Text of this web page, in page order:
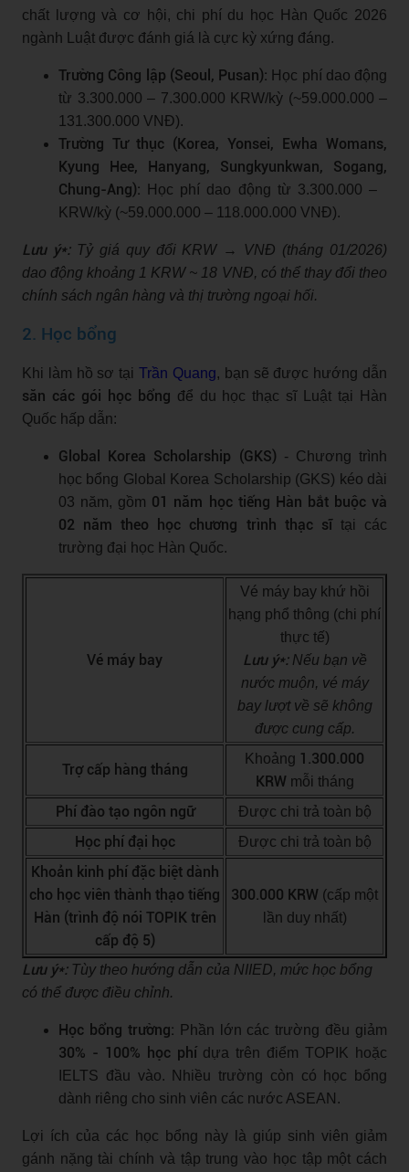
chất lượng và cơ hội, chi phí du học Hàn Quốc 2026
ngành Luật được đánh giá là cực kỳ xứng đáng.
Trường Công lập (Seoul, Pusan): Học phí dao động
từ 3.300.000 – 7.300.000 KRW/kỳ (~59.000.000 –
131.300.000 VNĐ).
Trường Tư thục (Korea, Yonsei, Ewha Womans,
Kyung Hee, Hanyang, Sungkyunkwan, Sogang,
Chung-Ang): Học phí dao động từ 3.300.000 –
KRW/kỳ (~59.000.000 – 118.000.000 VNĐ).
Lưu ý*:Tỷ giá quy đổi KRW → VNĐ (tháng 01/2026)
dao động khoảng 1 KRW ~ 18 VNĐ, có thể thay đổi theo
chính sách ngân hàng và thị trường ngoại hối.
2. Học bổng
Khi làm hồ sơ tạiTrần Quang, bạn sẽ được hướng dẫn
săn các gói học bổng để du học thạc sĩ Luật tại Hàn
Quốc hấp dẫn:
Global Korea Scholarship (GKS) - Chương trình
học bổng Global Korea Scholarship (GKS) kéo dài
03 năm, gồm 01 năm học tiếng Hàn bắt buộc và
02 năm theo học chương trình thạc sĩtại các
trường đại học Hàn Quốc.
Vé máy bay
Vé máy bay khứ hồi
hạng phổ thông (chi phí
thực tế)
Lưu ý*:Nếu bạn về
nước muộn, vé máy
bay lượt về sẽ không
được cung cấp.
Trợ cấp hàng tháng
Khoảng 1.300.000
KRWmỗi tháng
Phí đào tạo ngôn ngữ Được chi trả toàn bộ
Học phí đại học Được chi trả toàn bộ
Khoản kinh phí đặc biệt dành
cho học viên thành thạo tiếng
Hàn (trình độ nói TOPIK trên
cấp độ 5)
300.000 KRW (cấp một
lần duy nhất)
Lưu ý*: Tùy theo hướng dẫn của NIIED, mức học bổng
có thể được điều chỉnh.
Học bổng trường: Phần lớn các trường đều giảm
30% - 100% học phí dựa trên điểm TOPIK hoặc
IELTS đầu vào. Nhiều trường còn có học bổng
dành riêng cho sinh viên các nước ASEAN.
Lợi ích của các học bổng này là giúp sinh viên giảm
gánh nặng tài chính và tập trung vào học tập một cách